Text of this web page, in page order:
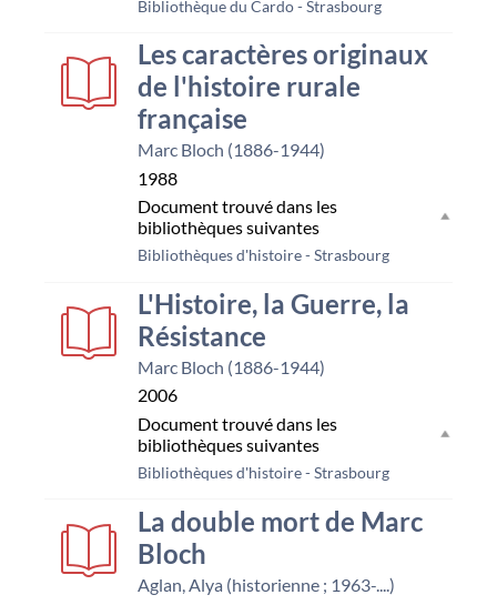
Bibliothèque du Cardo - Strasbourg
Les caractères originaux
de l'histoire rurale
française
Marc Bloch (1886-1944)
1988
Document trouvé dans les
bibliothèques suivantes
Bibliothèques d'histoire - Strasbourg
L'Histoire, la Guerre, la
Résistance
Marc Bloch (1886-1944)
2006
Document trouvé dans les
bibliothèques suivantes
Bibliothèques d'histoire - Strasbourg
La double mort de Marc
Bloch
Aglan, Alya (historienne ; 1963-....)